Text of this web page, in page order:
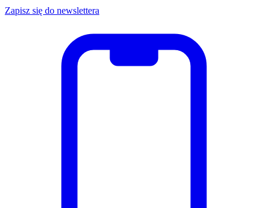
Zapisz się do newslettera